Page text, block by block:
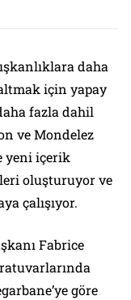
daha
için yapay
fazla dahil
ve Mondelez
yeni içerik
oluşturuyor ve
çalışıyor.
Fabrice
göre